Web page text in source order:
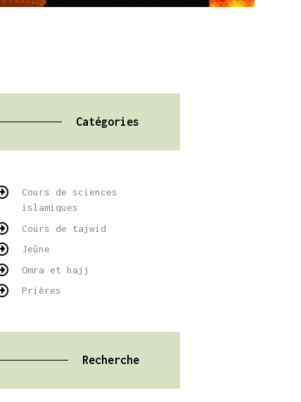
Catégories
Cours de sciences
islamiques
Cours de tajwid
Jeûne
Omra et hajj
Prières
Recherche